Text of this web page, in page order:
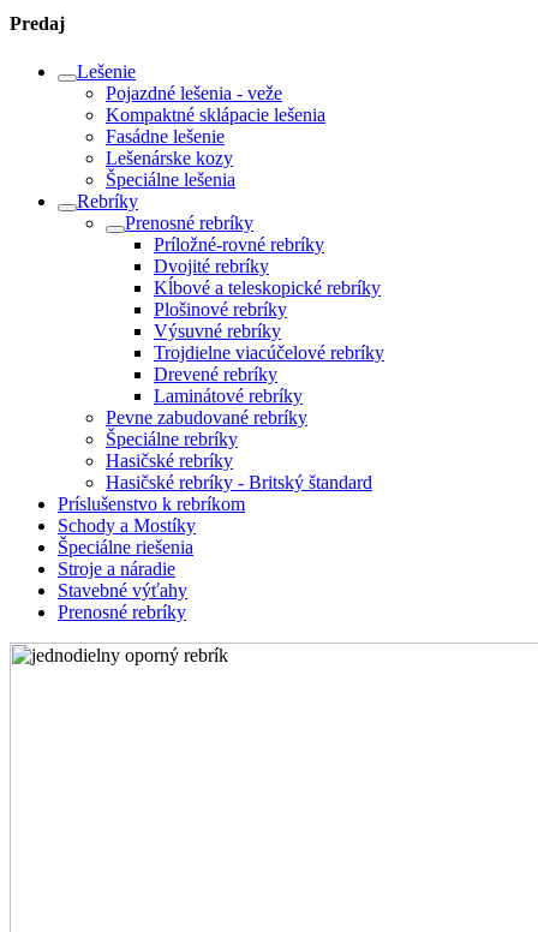
Predaj
Lešenie
Pojazdné lešenia - veže
Kompaktné sklápacie lešenia
Fasádne lešenie
Lešenárske kozy
Špeciálne lešenia
Rebríky
Prenosné rebríky
Príložné-rovné rebríky
Dvojité rebríky
Kĺbové a teleskopické rebríky
Plošinové rebríky
Výsuvné rebríky
Trojdielne viacúčelové rebríky
Drevené rebríky
Laminátové rebríky
Pevne zabudované rebríky
Špeciálne rebríky
Hasičské rebríky
Hasičské rebríky - Britský štandard
Príslušenstvo k rebríkom
Schody a Mostíky
Špeciálne riešenia
Stroje a náradie
Stavebné výťahy
Prenosné rebríky